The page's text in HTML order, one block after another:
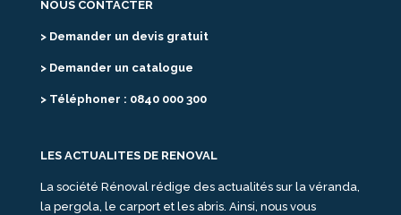
NOUS CONTACTER
> Demander un devis gratuit
> Demander un catalogue
> Téléphoner : 0840 000 300
LES ACTUALITES DE RENOVAL
La société Rénoval rédige des actualités sur la véranda,
la pergola, le carport et les abris. Ainsi, nous vous